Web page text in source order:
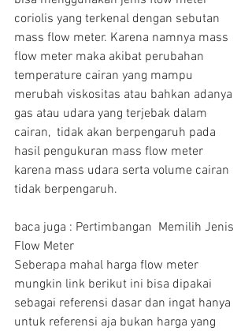
coriolis yang terkenal dengan sebutan
mass flow meter. Karena namnya mass
flow meter maka akibat perubahan
temperature cairan yang mampu
merubah viskositas atau bahkan adanya
gas atau udara yang terjebak dalam
cairan,  tidak akan berpengaruh pada
hasil pengukuran mass flow meter
karena mass udara serta volume cairan
tidak berpengaruh.
baca juga : Pertimbangan  Memilih Jenis
Flow Meter
Seberapa mahal harga flow meter
mungkin link berikut ini bisa dipakai
sebagai referensi dasar dan ingat hanya
untuk referensi aja bukan harga yang